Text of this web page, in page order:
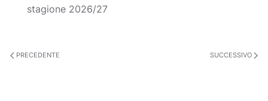
stagione 2026/27
PRECEDENTE SUCCESSIVO